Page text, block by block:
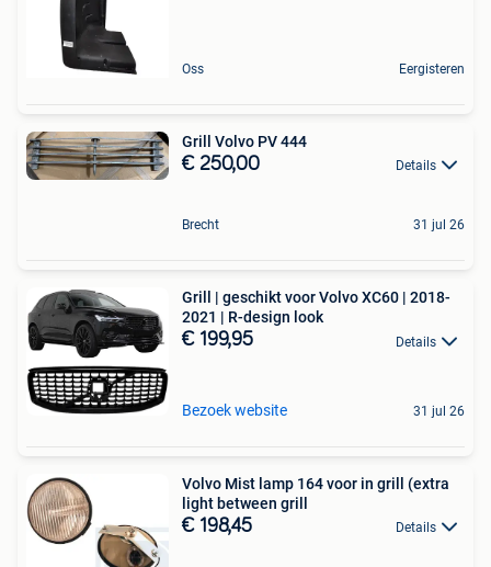
Oss Eergisteren
Grill Volvo PV 444
€ 250,00 Details
Brecht 31 jul 26
Grill | geschikt voor Volvo XC60 | 2018-
2021 | R-design look
€ 199,95 Details
Bezoek website 31 jul 26
Volvo Mist lamp 164 voor in grill (extra
light between grill
€ 198,45 Details